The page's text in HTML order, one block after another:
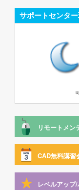
サポートセンタ
リモートメン
CAD無料講習
レベルアップ